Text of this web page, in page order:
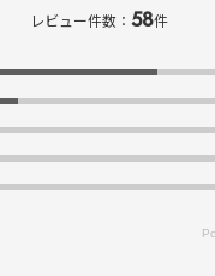
レビュー件数：58件